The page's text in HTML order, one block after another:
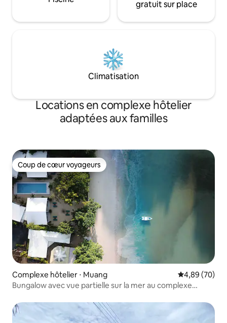
gratuit sur place
Climatisation
Locations en complexe hôtelier
adaptées aux familles
Coup de cœur voyageurs
Coup de cœur voyageurs
Complexe hôtelier ⋅ Muang Évaluation
4,89 (70)
Bungalow avec vue partielle sur la mer au complexe